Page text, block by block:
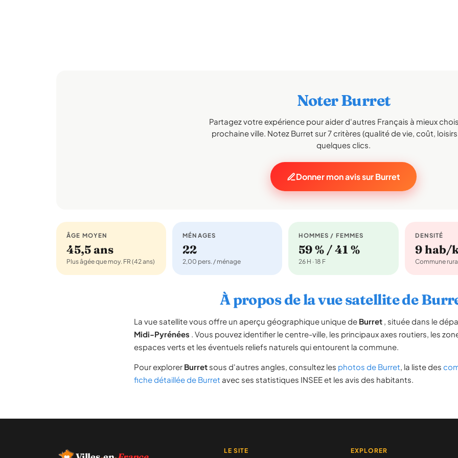
Noter Burret
Partagez votre expérience pour aider d'autres Français à mieux
prochaine ville. Notez Burret sur 7 critères (qualité de vie, coût,
quelques clics.
Donner mon avis sur Burret
ÂGE MOYEN
45,5 ans
Plus âgée que moy. FR (42 ans)
MÉNAGES
22
2,00 pers. / ménage
HOMMES / FEMMES
59 % / 41 %
26 H · 18 F
DENSITÉ
9 hab/
Commune
À propos de la vue satellite de
La vue satellite vous offre un aperçu géographique unique de Burret , située dans le
Midi-Pyrénées . Vous pouvez identifier le centre-ville, les principaux axes routiers, les
espaces verts et les éventuels reliefs naturels qui entourent la commune.
Pour explorer Burret sous d'autres angles, consultez les photos de Burret, la liste des
fiche détaillée de Burret avec ses statistiques INSEE et les avis des habitants.
LE SITE EXPLORER